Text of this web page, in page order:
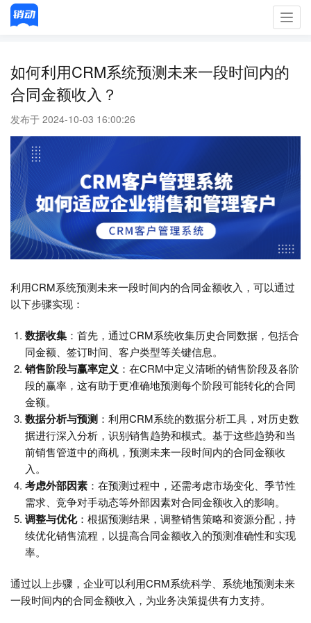
如何利用CRM系统预测未来一段时间内的
合同金额收入？
发布于 2024-10-03 16:00:26
利用CRM系统预测未来一段时间内的合同金额收入，可以通过
以下步骤实现：
数据收集 ：首先，通过CRM系统收集历史合同数据，包括合
同金额、签订时间、客户类型等关键信息。
销售阶段与赢率定义 ：在CRM中定义清晰的销售阶段及各阶
段的赢率，这有助于更准确地预测每个阶段可能转化的合同
金额。
数据分析与预测 ：利用CRM系统的数据分析工具，对历史数
据进行深入分析，识别销售趋势和模式。基于这些趋势和当
前销售管道中的商机，预测未来一段时间内的合同金额收
入。
考虑外部因素 ：在预测过程中，还需考虑市场变化、季节性
需求、竞争对手动态等外部因素对合同金额收入的影响。
调整与优化：根据预测结果，调整销售策略和资源分配，持
续优化销售流程，以提高合同金额收入的预测准确性和实现
率。
通过以上步骤，企业可以利用CRM系统科学、系统地预测未来
一段时间内的合同金额收入，为业务决策提供有力支持。